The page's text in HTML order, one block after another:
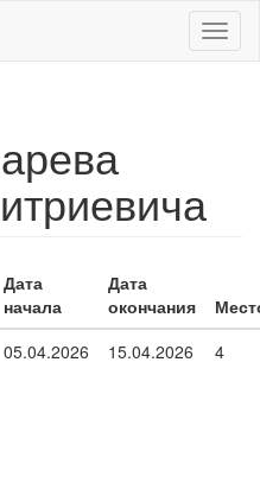
Дата
начала
Дата
окончания
05.04.2026 15.04.2026 4